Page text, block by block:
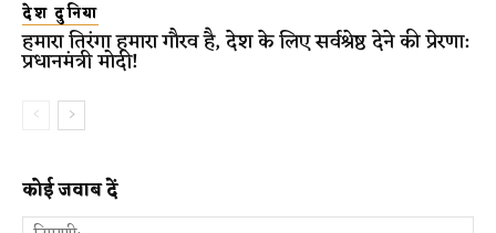
देश दुनिया
हमारा तिरंगा हमारा गौरव है, देश के लिए सर्वश्रेष्ठ देने की प्रेरणा:
प्रधानमंत्री मोदी!
कोई जवाब दें